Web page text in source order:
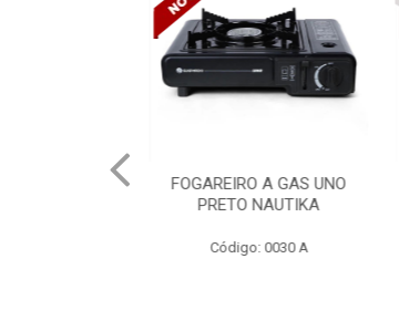
FOGAREIRO A GAS UNO
PRETO NAUTIKA
Código: 0030 A